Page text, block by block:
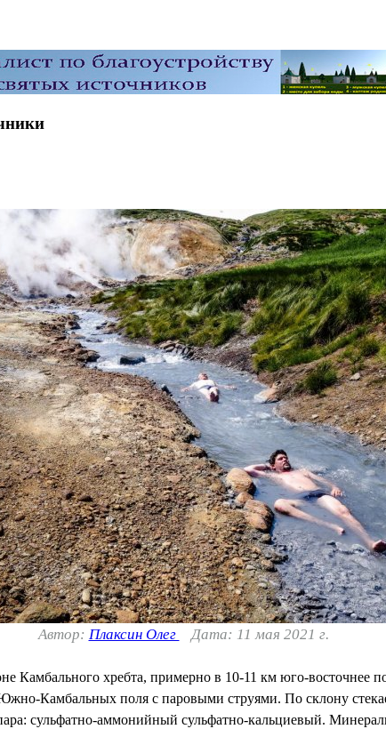
Автор: Плаксин Олег Дата: 11 мая 2021 г.
Камбального хребта, примерно в 10-11 км юго-восточнее
Камбальных поля с паровыми струями. По склону
сульфатно-аммонийный сульфатно-кальциевый.